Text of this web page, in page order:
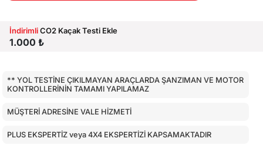
İndirimliCO2 Kaçak Testi Ekle
1.000 ₺
** YOL TESTİNE ÇIKILMAYAN ARAÇLARDA ŞANZIMAN VE MOTOR
KONTROLLERİNİN TAMAMI YAPILAMAZ
MÜŞTERİ ADRESİNE VALE HİZMETİ
PLUS EKSPERTİZ veya 4X4 EKSPERTİZİ KAPSAMAKTADIR